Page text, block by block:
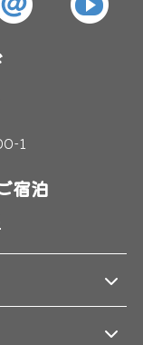
1
宿泊